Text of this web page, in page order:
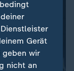
Gerät
wir
nicht an